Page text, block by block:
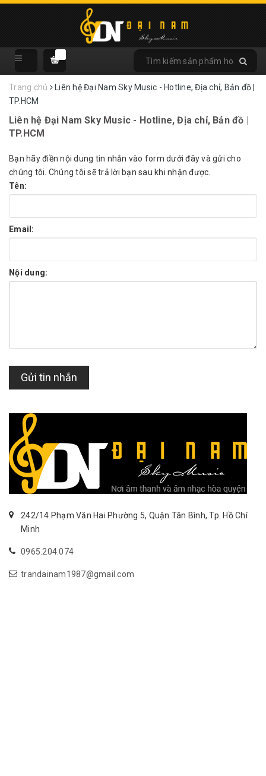
Trang chủ
Liên hệ Đại Nam Sky Music - Hotline, Địa chỉ, Bản đồ |
TP.HCM
Liên hệ Đại Nam Sky Music - Hotline, Địa chỉ, Bản đồ |
TP.HCM
Bạn hãy điền nội dung tin nhắn vào form dưới đây và gửi cho
chúng tôi. Chúng tôi sẽ trả lời bạn sau khi nhận được.
Tên:
Email:
Nội dung:
Gửi tin nhắn
242/14 Phạm Văn Hai Phường 5, Quận Tân Bình, Tp. Hồ Chí
Minh
0965.204.074
trandainam1987@gmail.com